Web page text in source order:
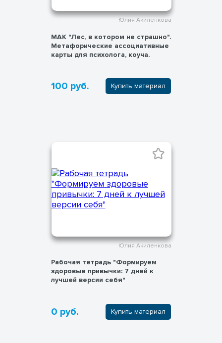
Юлия Акиленкова
МАК "Лес, в котором не страшно".
Метафорические ассоциативные
карты для психолога, коуча.
100 руб. Купить материал
Юлия Акиленкова
Рабочая тетрадь "Формируем
здоровые привычки: 7 дней к
лучшей версии себя"
0 руб. Купить материал